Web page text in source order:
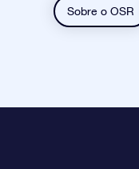
Sobre o OSR